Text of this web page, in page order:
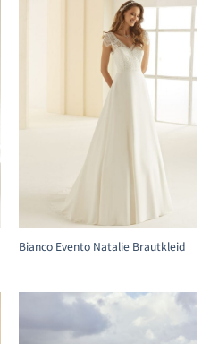
Bianco Evento Natalie Brautkleid